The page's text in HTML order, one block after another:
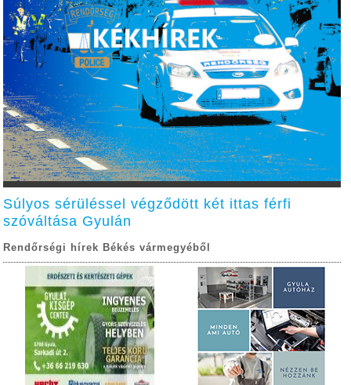
Súlyos sérüléssel végződött két ittas férfi
szóváltása Gyulán
Rendőrségi hírek Békés vármegyéből